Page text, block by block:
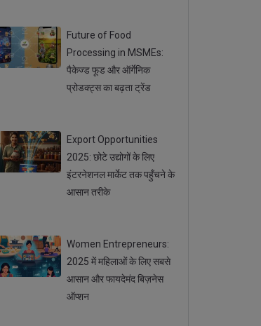
Future of Food
Processing in MSMEs:
पैकेज्ड फूड और ऑर्गेनिक
प्रोडक्ट्स का बढ़ता ट्रेंड
Export Opportunities
2025: छोटे उद्योगों के लिए
इंटरनेशनल मार्केट तक पहुँचने के
आसान तरीके
Women Entrepreneurs:
2025 में महिलाओं के लिए सबसे
आसान और फायदेमंद बिज़नेस
ऑप्शन